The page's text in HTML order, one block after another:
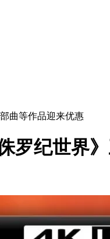
曲等作品迎来优惠
罗纪世界